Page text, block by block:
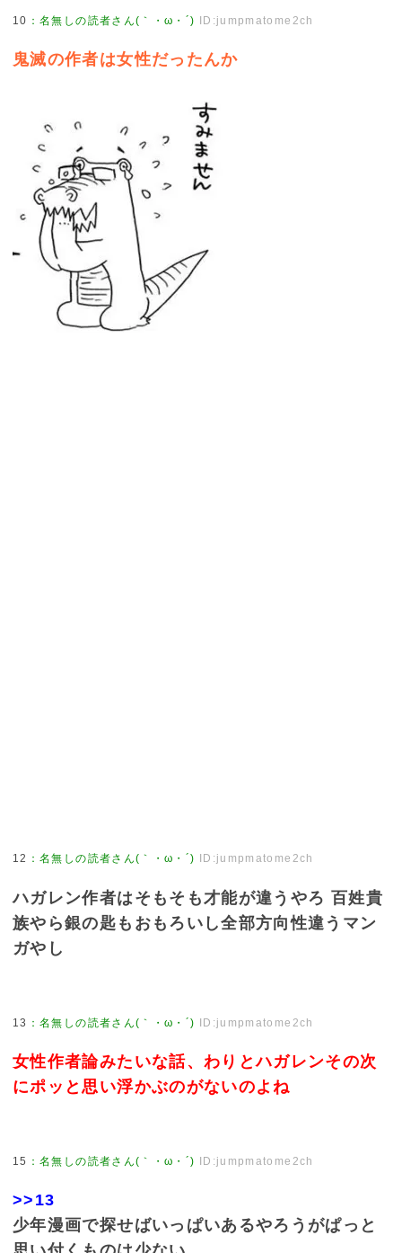
10 ：名無しの読者さん(｀・ω・´) ID:jumpmatome2ch
鬼滅の作者は女性だったんか
12 ：名無しの読者さん(｀・ω・´) ID:jumpmatome2ch
ハガレン作者はそもそも才能が違うやろ 百姓貴
族やら銀の匙もおもろいし全部方向性違うマン
ガやし
13 ：名無しの読者さん(｀・ω・´) ID:jumpmatome2ch
女性作者論みたいな話、わりとハガレンその次
にポッと思い浮かぶのがないのよね
15 ：名無しの読者さん(｀・ω・´) ID:jumpmatome2ch
>>13
少年漫画で探せばいっぱいあるやろうがぱっと